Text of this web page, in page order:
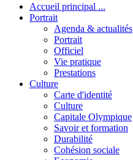
Accueil principal ...
Portrait
Agenda & actualités
Portrait
Officiel
Vie pratique
Prestations
Culture
Carte d'identité
Culture
Capitale Olympique
Savoir et formation
Durabilité
Cohésion sociale